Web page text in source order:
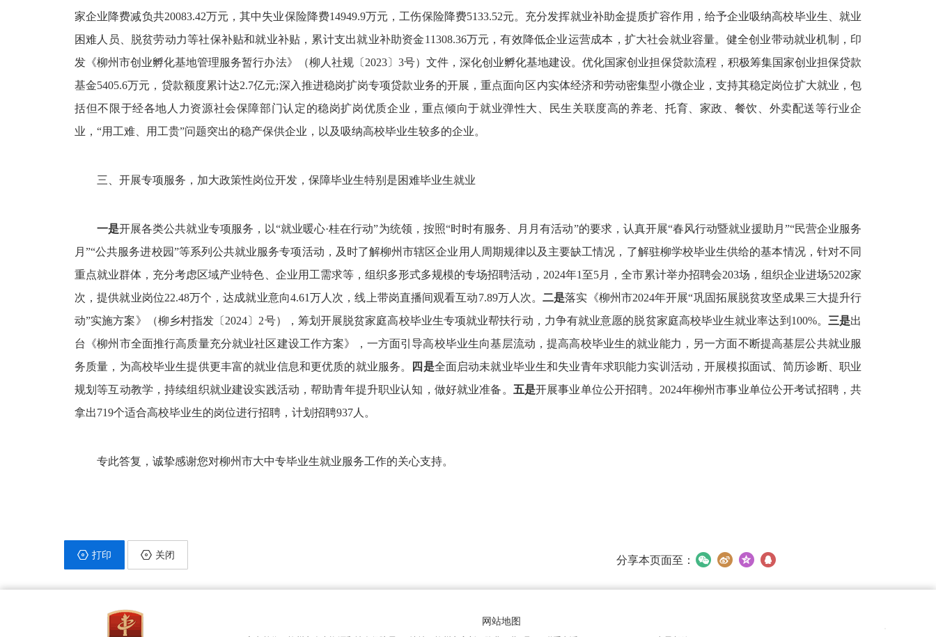
家企业降费减负共20083.42万元，其中失业保险降费14949.9万元，工伤保险降费5133.52元。 充分发挥就业补助金提质扩容作用，给予企业吸纳高校毕业生、就业
困难人员、脱贫劳动力等社保补贴和就业补贴，累计支出就业补助资金11308.36万元，有效降低企业运营成本，扩大社会就业容量。健全创业带动就业机制，印
发《柳州市创业孵化基地管理服务暂行办法》（柳人社规〔2023〕3号）文件，深化创业孵化基地建设。优化国家创业担保贷款流程， 积极筹集国家创业担保贷款
基金5405.6万元，贷款额度累计达2.7亿元;深入推进稳岗扩岗专项贷款业务的开展，重点面向区内实体经济和劳动密集型小微企业，支持其稳定岗位扩大就业，包
括但不限于经各地人力资源社会保障部门认定的稳岗扩岗优质企业，重点倾向于就业弹性大、民生关联度高的养老、托育、家政、餐饮、外卖配送等行业企
业，“用工难、用工贵”问题突出的稳产保供企业，以及吸纳高校毕业生较多的企业。
三、开展专项服务，加大政策性岗位开发，保障毕业生特别是困难毕业生就业
一是开展各类公共就业专项服务，以“就业暖心·桂在行动”为统领，按照“时时有服务、月月有活动”的要求，认真开展“春风行动暨就业援助月”“民营企业服务
月”“公共服务进校园”等系列公共就业服务专项活动，及时了解柳州市辖区企业用人周期规律以及主要缺工情况，了解驻柳学校毕业生供给的基本情况，针对不同
重点就业群体，充分考虑区域产业特色、企业用工需求等，组织多形式多规模的专场招聘活动，2024年1至5月，全市累计举办招聘会203场，组织企业进场5202家
次，提供就业岗位22.48万个，达成就业意向4.61万人次，线上带岗直播间观看互动7.89万人次。二是落实《柳州市2024年开展“巩固拓展脱贫攻坚成果三大提升行
动”实施方案》（柳乡村指发〔2024〕2号），筹划开展脱贫家庭高校毕业生专项就业帮扶行动，力争有就业意愿的脱贫家庭高校毕业生就业率达到100%。 三是出
台《柳州市全面推行高质量充分就业社区建设工作方案》，一方面引导高校毕业生向基层流动，提高高校毕业生的就业能力，另一方面不断提高基层公共就业服
务质量，为高校毕业生提供更丰富的就业信息和更优质的就业服务。
四是全面启动未就业毕业生和失业青年求职能力实训活动，开展模拟面试、简历诊断、职业
规划等互动教学，持续组织就业建设实践活动，帮助青年提升职业认知，做好就业准备。 五是开展事业单位公开招聘。2024年柳州市事业单位公开考试招聘，共
拿出719个适合高校毕业生的岗位进行招聘，计划招聘937人。
专此答复，诚挚感谢您对柳州市大中专毕业生就业服务工作的关心支持。
打印 关闭 分享本页面至：
网站地图